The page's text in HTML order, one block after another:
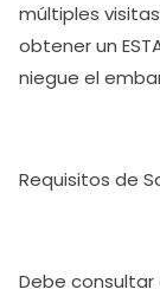
múltiples
obtener un
niegue el
Requisitos de
Debe